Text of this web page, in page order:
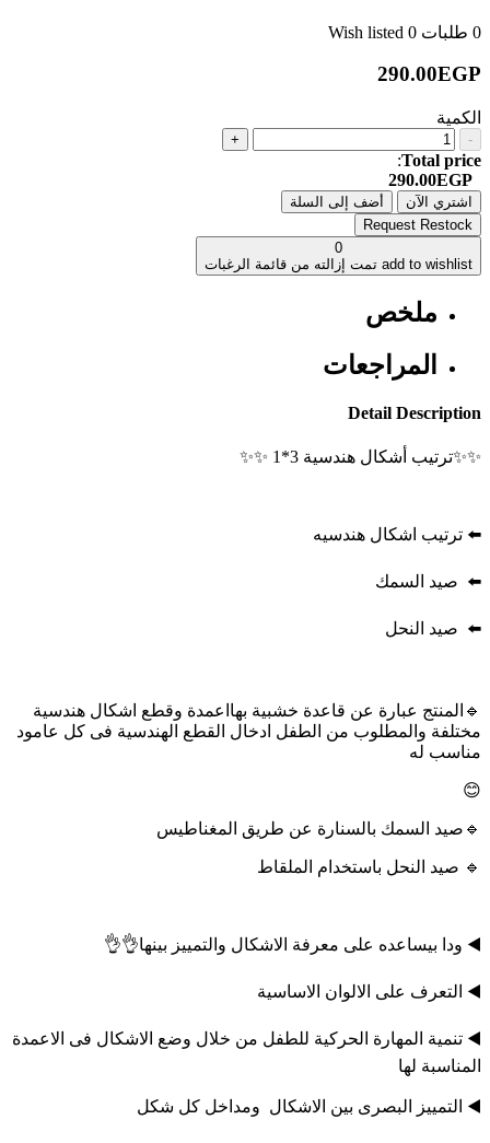
0 طلبات 0
290.00EGP
الكمية
-
+
Total price
:
290.00EGP
اشتري الآن
أضف إلى السلة
Request Restock
0
add to wishlist تمت إزالته من قائمة الرغبات
ملخص
المراجعات
Detail Description
✨✨ترتيب أشكال هندسية 3*1 ✨✨
⬅️ ترتيب اشكال هندسيه
⬅️ صيد السمك
⬅️ صيد النحل
🔹المنتج عبارة عن قاعدة خشبية بهااعمدة وقطع اشكال هندسية
مختلفة والمطلوب من الطفل ادخال القطع الهندسية فى كل عامود
مناسب له
😊
🔹صيد السمك بالسنارة عن طريق المغناطيس
🔹 صيد النحل باستخدام الملقاط
◀️ ودا بيساعده على معرفة الاشكال والتمييز بينها👌👌
◀️ التعرف على الالوان الاساسية
◀️ تنمية المهارة الحركية للطفل من خلال وضع الاشكال فى الاعمدة
المناسبة لها
◀️ التمييز البصرى بين الاشكال ومداخل كل شكل